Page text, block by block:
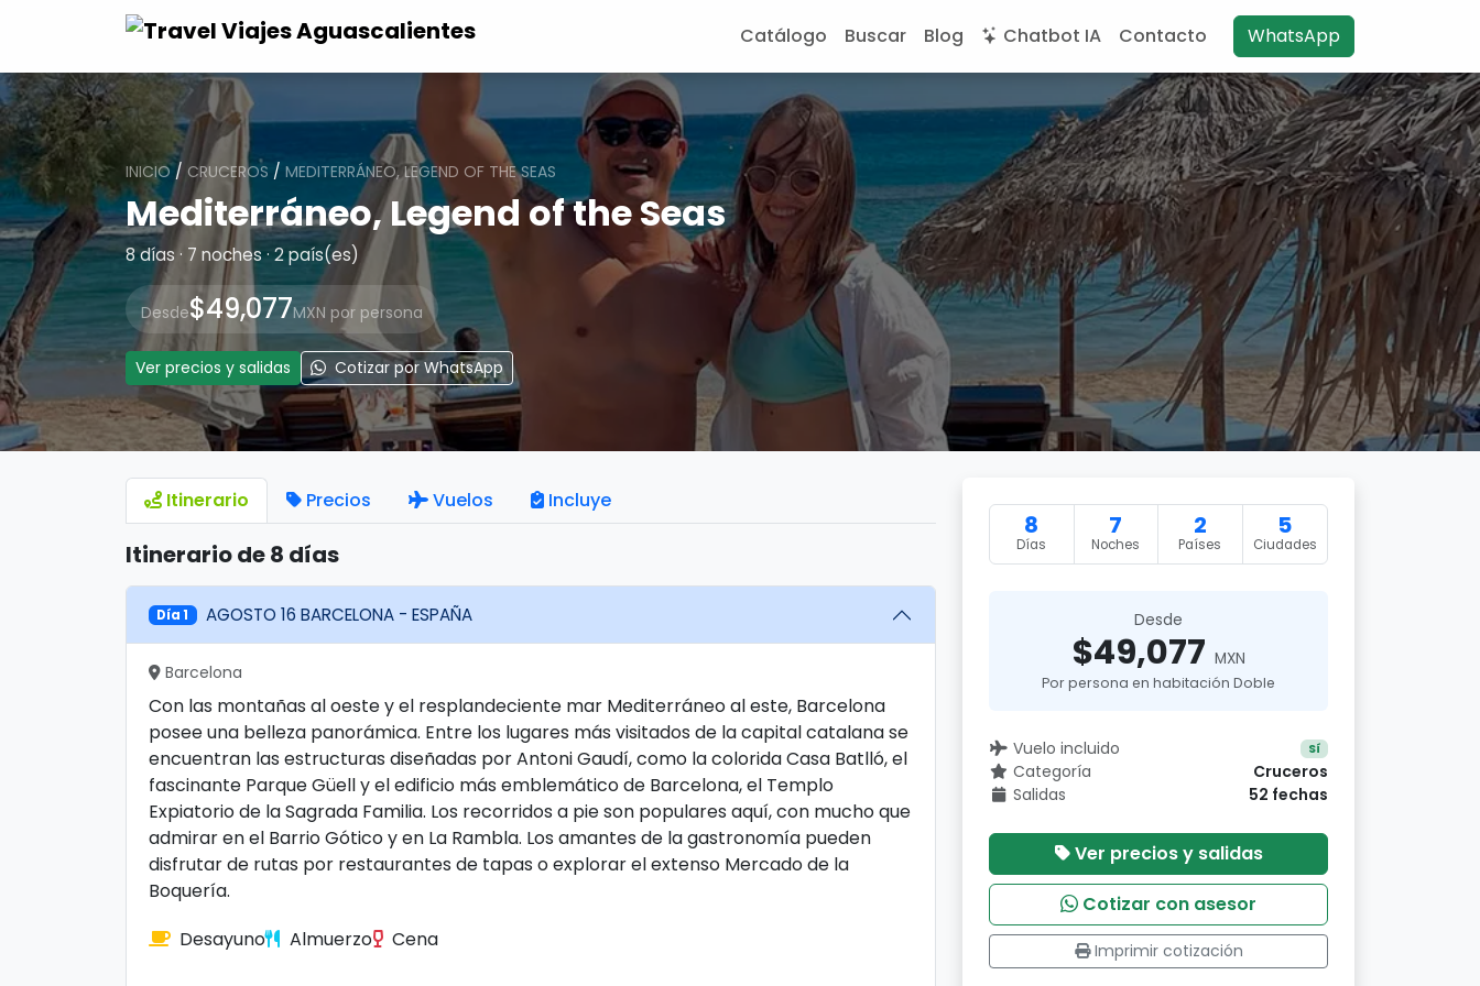
Catálogo Buscar Blog Chatbot IA Contacto WhatsApp
INICIO/ CRUCEROS / MEDITERRÁNEO, LEGEND OF THE SEAS
Mediterráneo, Legend of the Seas
8 días · 7 noches · 2 país(es)
Desde$49,077MXN por persona
Ver precios y salidas Cotizar por WhatsApp
Itinerario Precios Vuelos Incluye
Itinerario de 8 días
Día 1 AGOSTO 16 BARCELONA - ESPAÑA
Barcelona
Con las montañas al oeste y el resplandeciente mar Mediterráneo al este, Barcelona
posee una belleza panorámica. Entre los lugares más visitados de la capital catalana se
encuentran las estructuras diseñadas por Antoni Gaudí, como la colorida Casa Batlló, el
fascinante Parque Güell y el edificio más emblemático de Barcelona, ​​el Templo
Expiatorio de la Sagrada Familia. Los recorridos a pie son populares aquí, con mucho que
admirar en el Barrio Gótico y en La Rambla. Los amantes de la gastronomía pueden
disfrutar de rutas por restaurantes de tapas o explorar el extenso Mercado de la
Boquería.
Desayuno
Almuerzo Cena
8
Días
7
Noches
2
Países
5
Ciudades
Desde
$49,077 MXN
Por persona en habitación Doble
Vuelo incluido Sí
Categoría
Cruceros
Salidas
52 fechas
Ver precios y salidas
Cotizar con asesor
Imprimir cotización